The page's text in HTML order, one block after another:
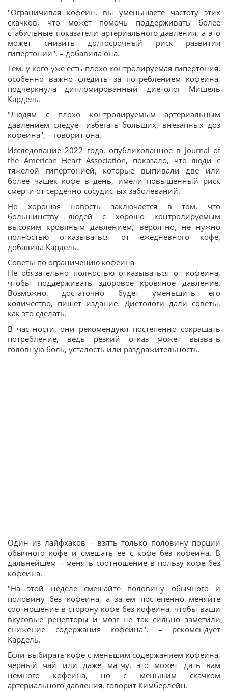
"Ограничивая кофеин, вы уменьшаете частоту этих
скачков, что может помочь поддерживать более
стабильные показатели артериального давления, а это
может снизить долгосрочный риск развития
гипертонии", – добавила она.
Тем, у кого уже есть плохо контролируемая гипертония,
особенно важно следить за потреблением кофеина,
подчеркнула дипломированный диетолог Мишель
Кардель.
"Людям с плохо контролируемым артериальным
давлением следует избегать больших, внезапных доз
кофеина", – говорит она.
Исследование 2022 года, опубликованное в Journal of
the American Heart Association, показало, что люди с
тяжелой гипертонией, которые выпивали две или
более чашек кофе в день, имели повышенный риск
смерти от сердечно-сосудистых заболеваний.
Но хорошая новость заключается в том, что
большинству людей с хорошо контролируемым
высоким кровяным давлением, вероятно, не нужно
полностью отказываться от ежедневного кофе,
добавила Кардель.
Советы по ограничению кофеина
Не обязательно полностью отказываться от кофеина,
чтобы поддерживать здоровое кровяное давление.
Возможно, достаточно будет уменьшить его
количество, пишет издание. Диетологи дали советы,
как это сделать.
В частности, они рекомендуют постепенно сокращать
потребление, ведь резкий отказ может вызвать
головную боль, усталость или раздражительность.
Один из лайфхаков – взять только половину порции
обычного кофе и смешать ее с кофе без кофеина. В
дальнейшем – менять соотношение в пользу кофе без
кофеина.
"На этой неделе смешайте половину обычного и
половину без кофеина, а затем постепенно меняйте
соотношение в сторону кофе без кофеина, чтобы ваши
вкусовые рецепторы и мозг не так сильно заметили
снижение содержания кофеина", – рекомендует
Кардель.
Если выбирать кофе с меньшим содержанием кофеина,
черный чай или даже матчу, это может дать вам
немного кофеина, но с меньшим скачком
артериального давления, говорит Кимберлейн.